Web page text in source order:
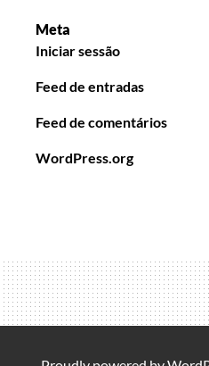
Meta
Iniciar sessão
Feed de entradas
Feed de comentários
WordPress.org